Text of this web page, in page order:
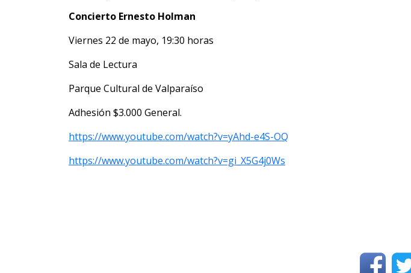
Concierto Ernesto Holman
Viernes 22 de mayo, 19:30 horas
Sala de Lectura
Parque Cultural de Valparaíso
Adhesión $3.000 General.
https://www.youtube.com/watch?v=yAhd-e4S-OQ
https://www.youtube.com/watch?v=gi_X5G4j0Ws